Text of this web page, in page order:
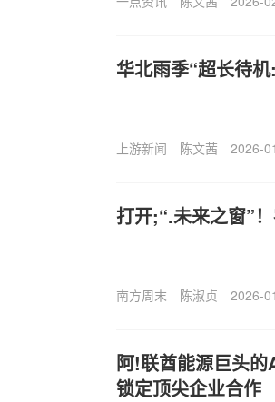
华北雨季“超长待机
上游新闻 陈文茜 2026-
打开;“.未来之窗”
南方周末 陈淑贞 2026-
阿!联酋能源巨头
锁定顶尖企业合作